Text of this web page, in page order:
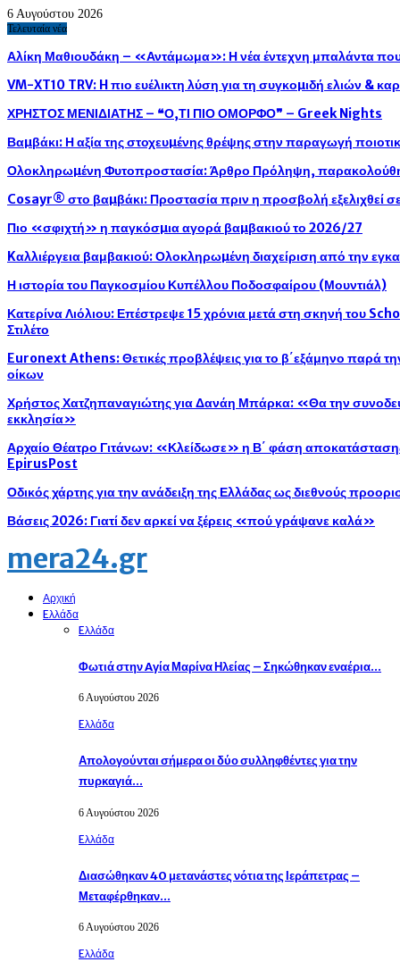
6 Αυγούστου 2026
Τελευταία νέα
Αλίκη Μαθιουδάκη – «Αντάμωμα»: Η νέα έντεχνη μπαλάντα
VM-XT10 TRV: H πιο ευέλικτη λύση για τη συγκοµιδή ελιών &
ΧΡΗΣΤΟΣ ΜΕΝΙΔΙΑΤΗΣ – ❝Ο,ΤΙ ΠΙΟ ΟΜΟΡΦΟ❞ – Greek Nights
Βαµβάκι: Η αξία της στοχευµένης θρέψης στην παραγωγή
Ολοκληρωµένη Φυτοπροστασία: Άρθρο Πρόληψη,
Cosayr® στο βαµβάκι: Προστασία πριν η προσβολή εξελιχθεί
Πιο «σφιχτή» η παγκόσµια αγορά βαµβακιού το 2026/27
Kαλλιέργεια βαμβακιού: Ολοκληρωµένη διαχείριση από την
Η ιστορία του Παγκοσμίου Κυπέλλου Ποδοσφαίρου (Μουντιάλ)
Κατερίνα Λιόλιου: Επέστρεψε 15 χρόνια μετά στη σκηνή του
Στιλέτο
Euronext Athens: Θετικές προβλέψεις για το β΄εξάμηνο παρά
οίκων
Χρήστος Χατζηπαναγιώτης για Δανάη Μπάρκα: «Θα την
εκκλησία»
Αρχαίο Θέατρο Γιτάνων: «Κλείδωσε» η Β΄ φάση
EpirusPost
Οδικός χάρτης για την ανάδειξη της Ελλάδας ως διεθνούς
Βάσεις 2026: Γιατί δεν αρκεί να ξέρεις «πού γράψανε καλά»
mera24.gr
Αρχική
Eλλάδα
Eλλάδα
Φωτιά στην Aγία Μαρίνα Ηλείας – Σηκώθηκαν εναέρια…
6 Αυγούστου 2026
Eλλάδα
Απολογούνται σήμερα οι δύο συλληφθέντες για την
πυρκαγιά…
6 Αυγούστου 2026
Eλλάδα
Διασώθηκαν 40 μετανάστες νότια της Ιεράπετρας –
Μεταφέρθηκαν…
6 Αυγούστου 2026
Eλλάδα